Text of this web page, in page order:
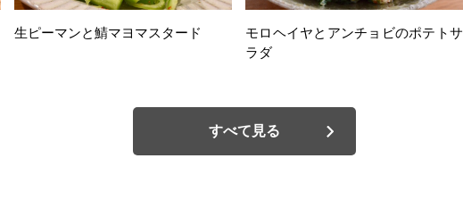
生ピーマンと鯖マヨマスタード
モロヘイヤとアンチョビのポテトサ
ラダ
すべて見る